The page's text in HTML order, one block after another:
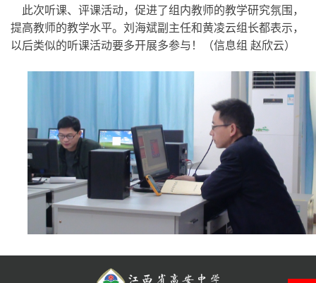
此次听课、评课活动，促进了组内教师的教学研究氛围，
提高教师的教学水平。刘海斌副主任和黄凌云组长都表示，
以后类似的听课活动要多开展多参与！（信息组 赵欣云）